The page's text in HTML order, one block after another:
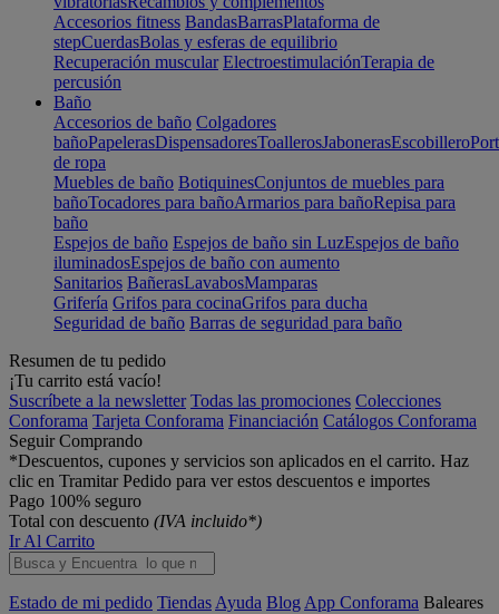
Accesorios fitness BandasBarrasPlataforma de
stepCuerdasBolas y esferas de equilibrio
Recuperación muscular ElectroestimulaciónTerapia de
percusión
Baño
Accesorios de baño Colgadores
bañoPapelerasDispensadoresToallerosJabonerasEscobillero
de ropa
Muebles de baño BotiquinesConjuntos de muebles para
bañoTocadores para bañoArmarios para bañoRepisa para
baño
Espejos de baño Espejos de baño sin LuzEspejos de baño
iluminadosEspejos de baño con aumento
Sanitarios BañerasLavabosMamparas
Grifería Grifos para cocinaGrifos para ducha
Seguridad de baño Barras de seguridad para baño
Resumen de tu pedido
¡Tu carrito está vacío!
Suscríbete a la newsletter Todas las promociones Colecciones
Conforama Tarjeta Conforama Financiación Catálogos Conforama
Seguir Comprando
*Descuentos, cupones y servicios son aplicados en el carrito. Haz
clic en Tramitar Pedido para ver estos descuentos e importes
Pago 100% seguro
Total con descuento (IVA incluido*)
Ir Al Carrito
Estado de mi pedido Tiendas Ayuda Blog App Conforama Baleares